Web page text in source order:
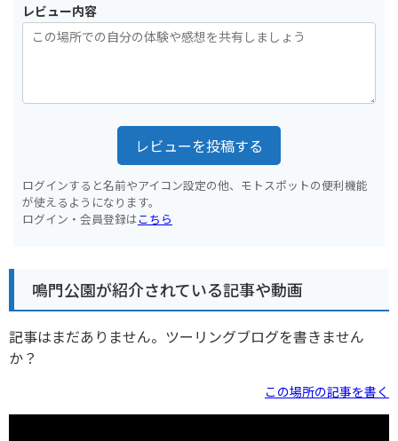
レビュー内容
レビューを投稿する
ログインすると名前やアイコン設定の他、モトスポットの便利機能
が使えるようになります。
ログイン・会員登録はこちら
鳴門公園が紹介されている記事や動画
記事はまだありません。ツーリングブログを書きません
か？
この場所の記事を書く